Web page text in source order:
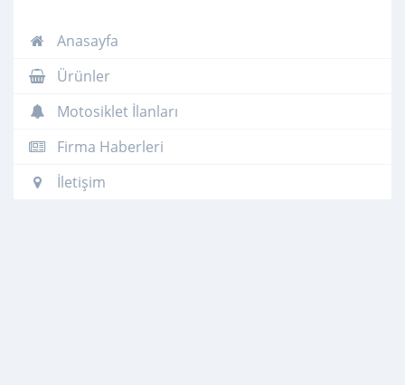
Anasayfa
Ürünler
Motosiklet İlanları
Firma Haberleri
İletişim